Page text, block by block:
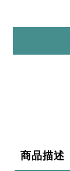
商品描述